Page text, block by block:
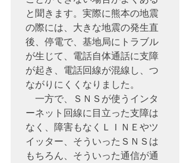
と聞きます。実際に熊本の地震
の際には、大きな地震の発生直
後、停電で、基地局にトラブル
が生じて、電話自体通話に支障
が起き、電話回線が混線し、つ
ながりにくくなりました。
一方で、ＳＮＳが使うインタ
ーネット回線に目立った支障は
なく、障害もなくＬＩＮＥやツ
イッター、そういったＳＮＳは
もちろん、そういった通信が通